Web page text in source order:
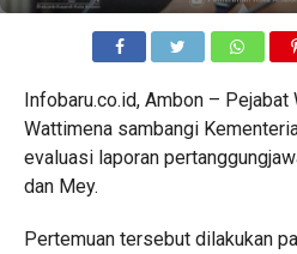
Infobaru.co.id, Ambon –
Wattimena sambangi
evaluasi laporan
dan Mey.
Pertemuan tersebut dilakukan